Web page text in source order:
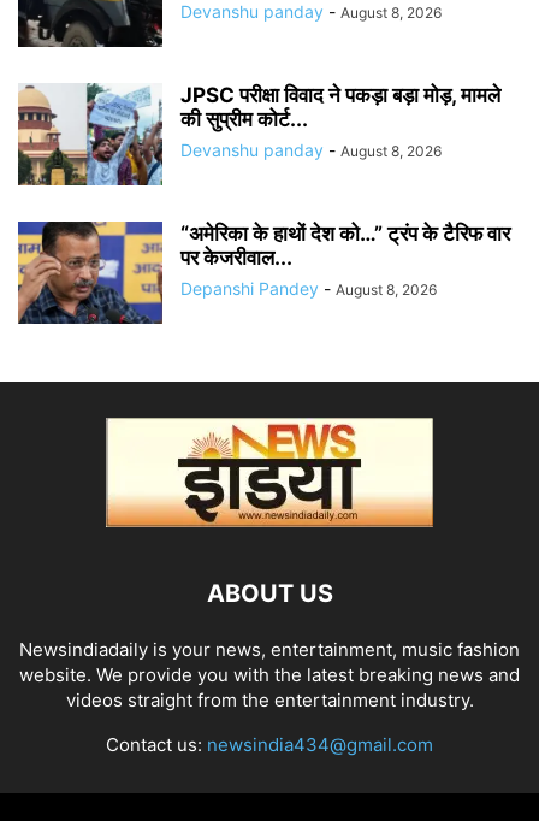
Devanshu panday - August 8, 2026
JPSC परीक्षा विवाद ने पकड़ा बड़ा मोड़, मामले
की सुप्रीम कोर्ट...
Devanshu panday - August 8, 2026
“अमेरिका के हाथों देश को…” ट्रंप के टैरिफ वार
पर केजरीवाल...
Depanshi Pandey - August 8, 2026
ABOUT US
Newsindiadaily is your news, entertainment, music fashion
website. We provide you with the latest breaking news and
videos straight from the entertainment industry.
Contact us: newsindia434@gmail.com